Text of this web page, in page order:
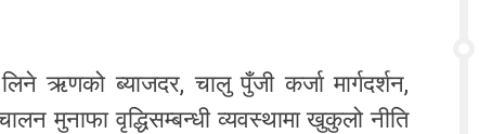
ऋणको ब्याजदर, चालु पुँजी कर्जा मार्गदर्शन,
मुनाफा वृद्धिसम्बन्धी व्यवस्थामा खुकुलो नीति